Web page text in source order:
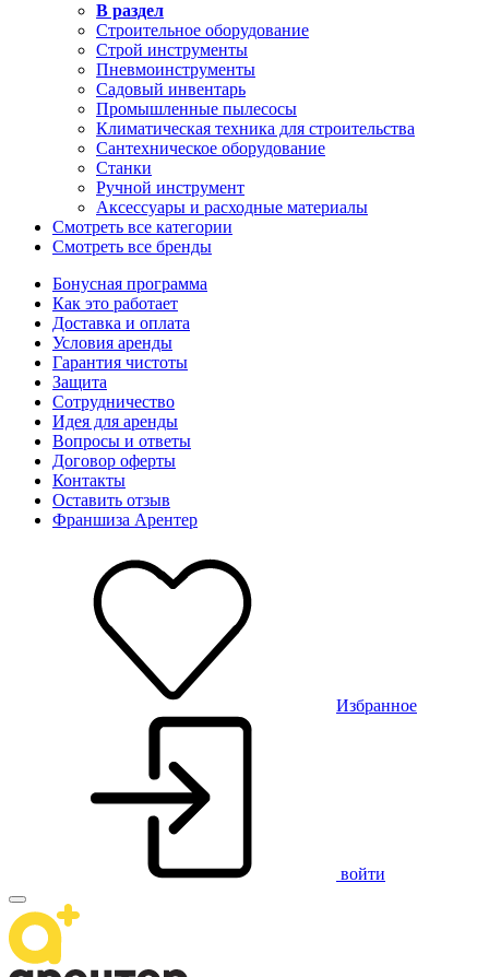
В раздел
Строительное оборудование
Строй инструменты
Пневмоинструменты
Садовый инвентарь
Промышленные пылесосы
Климатическая техника для строительства
Сантехническое оборудование
Станки
Ручной инструмент
Аксессуары и расходные материалы
Смотреть все категории
Смотреть все бренды
Бонусная программа
Как это работает
Доставка и оплата
Условия аренды
Гарантия чистоты
Защита
Сотрудничество
Идея для аренды
Вопросы и ответы
Договор оферты
Контакты
Оставить отзыв
Франшиза Арентер
Избранное
войти